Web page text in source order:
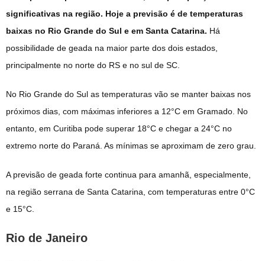
significativas na região. Hoje a previsão é de temperaturas
baixas no Rio Grande do Sul e em Santa Catarina. Há
possibilidade de geada na maior parte dos dois estados,
principalmente no norte do RS e no sul de SC.
No Rio Grande do Sul as temperaturas vão se manter baixas nos
próximos dias, com máximas inferiores a 12°C em Gramado. No
entanto, em Curitiba pode superar 18°C e chegar a 24°C no
extremo norte do Paraná. As mínimas se aproximam de zero grau.
A previsão de geada forte continua para amanhã, especialmente,
na região serrana de Santa Catarina, com temperaturas entre 0°C
e 15°C.
Rio de Janeiro